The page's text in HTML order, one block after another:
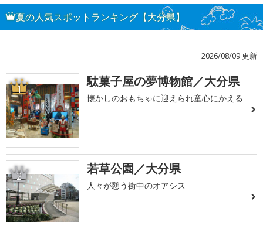
夏の人気スポットランキング【大分県】
2026/08/09 更新
1 駄菓子屋の夢博物館／大分県
懐かしのおもちゃに迎えられ童心にかえる
2 若草公園／大分県
人々が憩う街中のオアシス